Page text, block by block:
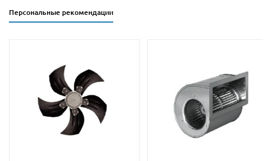
Персональные рекомендации